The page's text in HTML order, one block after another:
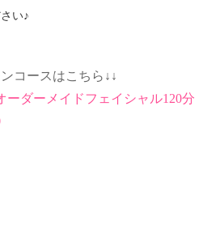
い♪
コースはこちら↓↓
ーダーメイドフェイシャル120分